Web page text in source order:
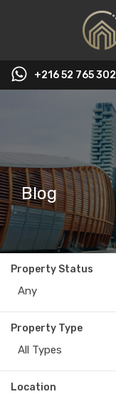
‭+216 52 765 302‬
Blog
Property Status
Any
Property Type
All Types
Location